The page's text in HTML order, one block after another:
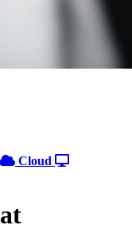
Cloud